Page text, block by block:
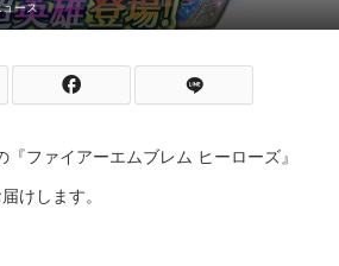
ース
ファイアーエムブレム ヒーローズ』
けします。